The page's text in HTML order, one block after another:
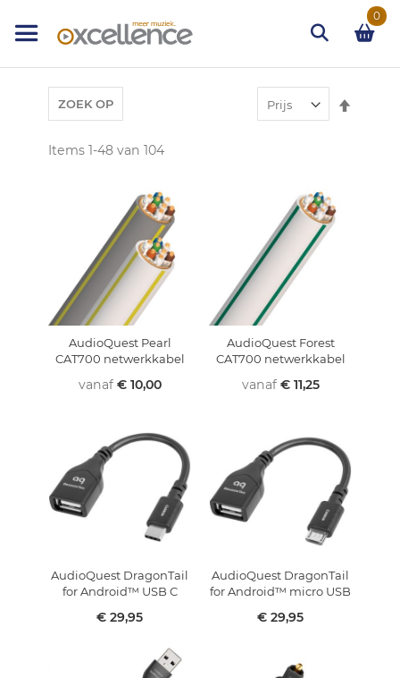
naar
de
0
Zoek
Items 1-48 van 104
AudioQuest Pearl
CAT700 netwerkkabel
vanaf € 10,00
AudioQuest Forest
CAT700 netwerkkabel
vanaf € 11,25
AudioQuest DragonTail
for Android™ USB C
€ 29,95
AudioQuest DragonTail
for Android™ micro USB
€ 29,95
ZOEK OP